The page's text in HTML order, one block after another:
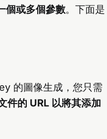
個或多個參數。下面是
的圖像生成，您只需
件的 URL 以將其添加